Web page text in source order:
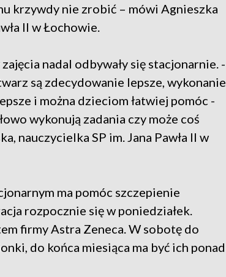
krzywdy nie zrobić – mówi Agnieszka
II w Łochowie.
nadal odbywały się stacjonarnie. -
są zdecydowanie lepsze, wykonanie
i można dzieciom łatwiej pomóc -
wykonują zadania czy może coś
nauczycielka SP im. Jana Pawła II w
ma pomóc szczepienie
rozpocznie się w poniedziałek.
firmy Astra Zeneca. W sobotę do
do końca miesiąca ma być ich ponad